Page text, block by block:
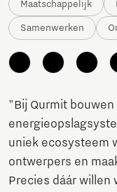
Maatschappelijk
Samenwerken
"Bij Qurmit
uniek ecosysteem
ontwerpers en
Precies dáár willen